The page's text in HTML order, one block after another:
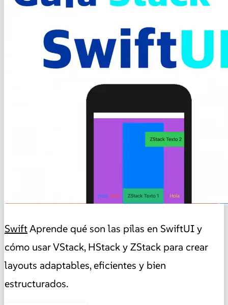
SwiftAprende qué son las pilas en SwiftUI y
cómo usar VStack, HStack y ZStack para crear
layouts adaptables, eficientes y bien
estructurados.